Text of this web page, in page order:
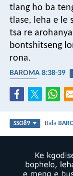
tlang ho ba
tlase, leha e le
tsa re
bontshitseng
rona.
BAROMA 8:38-39
SSO89 Bala